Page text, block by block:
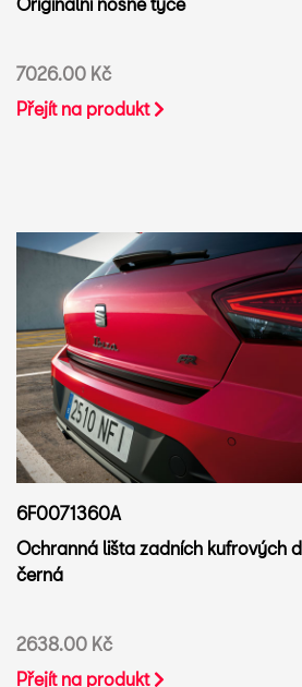
7026.00 Kč
Přejít na produkt
6F0071360A
Ochranná lišta zadních kufrových
černá
2638.00 Kč
Přejít na produkt